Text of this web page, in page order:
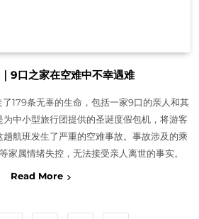
9口之家在空难中不幸遇难
179条无辜的生命，包括一家9口的亲人和其
中小型旅行团提供的圣诞度假包机，将游客
航班发生了严重的空难事故。事故涉及的乘
家属情绪失控，无法接受亲人离世的事实。
Read More